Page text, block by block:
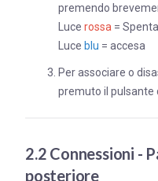
premendo
Luce rossa = Spenta
Luce blu = accesa
Per associare o
premuto il pulsante
2.2 Connessioni -
posteriore